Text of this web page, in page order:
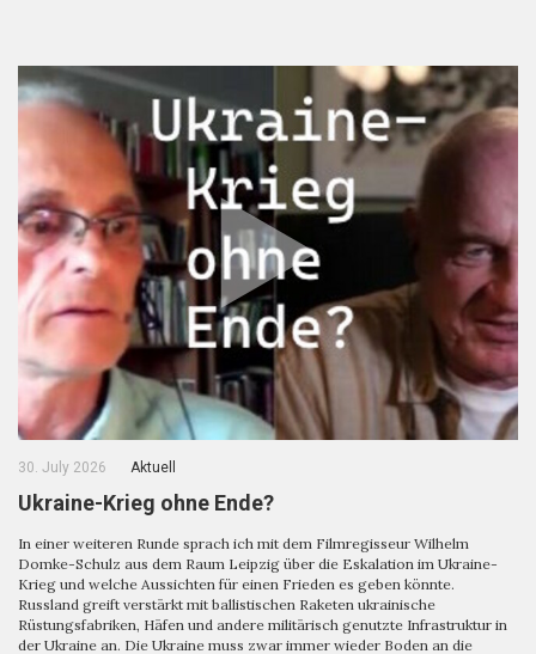
30. July 2026 Aktuell
Ukraine-Krieg ohne Ende?
In einer weiteren Runde sprach ich mit dem Filmregisseur Wilhelm
Domke-Schulz aus dem Raum Leipzig über die Eskalation im Ukraine-
Krieg und welche Aussichten für einen Frieden es geben könnte.
Russland greift verstärkt mit ballistischen Raketen ukrainische
Rüstungsfabriken, Häfen und andere militärisch genutzte Infrastruktur in
der Ukraine an. Die Ukraine muss zwar immer wieder Boden an die